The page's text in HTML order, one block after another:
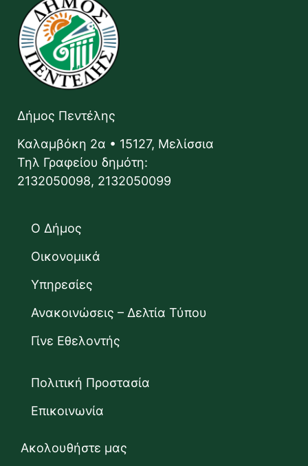
Δήμος Πεντέλης
Καλαμβόκη 2α • 15127, Μελίσσια
Τηλ Γραφείου δημότη:
2132050098, 2132050099
Ο Δήμος
Οικονομικά
Υπηρεσίες
Ανακοινώσεις – Δελτία Τύπου
Γίνε Εθελοντής
Πολιτική Προστασία
Επικοινωνία
Ακολουθήστε μας